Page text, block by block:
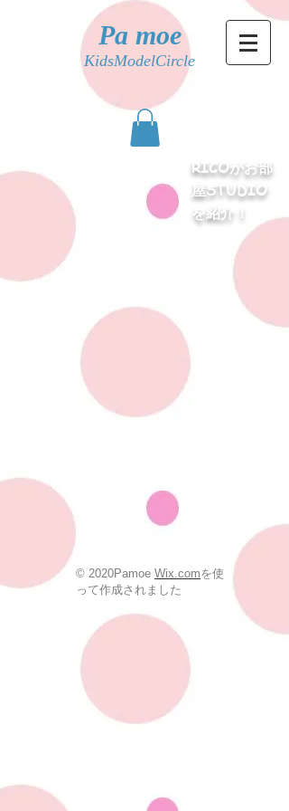
Pa moe
KidsModelCircle
RICOがお部
屋STUDIO
を紹介！
© 2020Pamoe Wix.comを使
って作成されました